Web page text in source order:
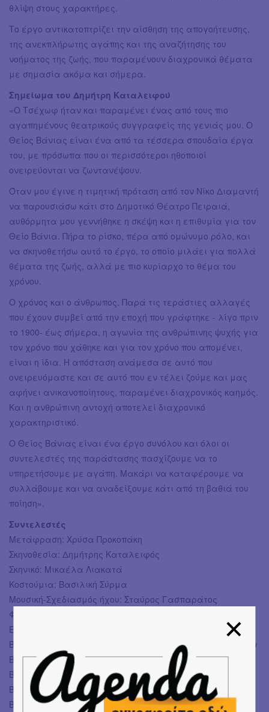
θλίψη στους χαρακτήρες.
Το έργο αντικατοπτρίζει την αίσθηση της απογοήτευσης,
της ανεκπλήρωτης αγάπης και της αναζήτησης του
νοήματος της ζωής, που παραμένουν διαχρονικά θέματα
με σημασία ακόμα και σήμερα.
Σημείωμα του Δημήτρη Καταλειφού
«Ο Τσέχωφ ήταν και παραμένει ένας από τους πιο
αγαπημένους θεατρικούς συγγραφείς της γενιάς μου. Ο
Θείος Βάνιας είναι ένα από τα τέσσερα σπουδαία έργα
του, με πρόσωπα που οι περισσότεροι ηθοποιοί
ονειρεύονται να ζωντανέψουν.
Όταν μου έγινε η τιμητική πρόταση από τον Νίκο Διαμαντή
να παρουσιάσω κάτι στο Δημοτικό Θέατρο Πειραιά,
αυθόρμητα μου γεννήθηκε η σκέψη και η επιθυμία για τον
Θείο Βάνια. Πήρα το ρίσκο, πέρα από ομώνυμο ρόλο, και
να σκηνοθετήσω αυτό το έργο, το οποίο μιλάει για πολλά
θέματα της ζωής, αλλά με πιο κυρίαρχο το θέμα του
χρόνου.
Ο χρόνος και ο άνθρωπος. Παρά τις τεράστιες αλλαγές
που έχουν συμβεί από την εποχή που γράφτηκε - λίγο πριν
το 1900- έως σήμερα, η αγωνία της ανθρώπινης ψυχής για
τον χρόνο που χάθηκε και για τον χρόνο που απομένει,
είναι η ίδια. Η απόσταση ανάμεσα σε αυτό που
ονειρευόμαστε και σε αυτό που εν τέλει ζούμε και μας
αφήνει ανικανοποίητους, παραμένει διαχρονικός καημός.
Και η ανθρώπινη αντοχή αποτελεί διαχρονικό
χαρακτηριστικό.
Ο Θείος Βάνιας είναι ένα έργο συνόλου και όλοι οι
συντελεστές της παράστασης πασχίζουμε να το
υπηρετήσουμε με αγάπη. Μακάρι να καταφέρουμε να
συλλάβουμε και να αναδείξουμε κάτι από τη βαθιά του
ποίηση».
Συντελεστές
Μετάφραση: Χρύσα Προκοπάκη
Σκηνοθεσία: Δημήτρης Καταλειφός
Σκηνικό: Μικαέλα Λιακατά
Κοστούμια: Βασιλική Σύρμα
Μουσική-Σχεδιασμός ήχου: Σταύρος Γασπαράτος
Φωτισμοί: Ανδρέας Σινάνος
Επιμέλεια κίνησης: Στέλλα Κρούσκα
Βοηθοί σκηνοθέτη: Φοίβος Σαμαρτζής, Τιγκράν Αμπραμιάν
Βοηθός σκηνογράφου: Ξένια Κούβελα
Βοηθός ενδυματολόγου Α: Δήμητρα Σαρρή
Βοηθός ενδυματολόγου Β: Κατερίνα Ανδριανού
Βοηθός συνθέτη: Αλεξάνδρα Κατερινοπούλου